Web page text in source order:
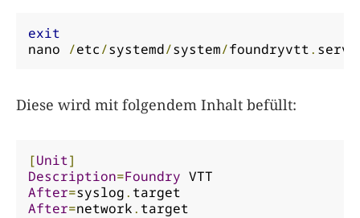
exit
nano /etc/systemd/system/foundryvtt.
Diese wird mit folgendem Inhalt befüllt:
[Unit]
Description=Foundry
After=syslog.
After=network. target